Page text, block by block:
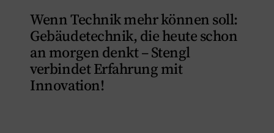
Wenn Technik mehr können soll:
Gebäudetechnik, die heute schon
an morgen denkt – Stengl
verbindet Erfahrung mit
Innovation!